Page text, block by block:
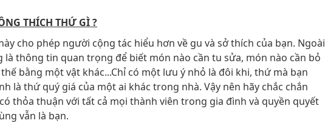
THÍCH THỨ GÌ ?
cho phép người cộng tác hiểu hơn về gu và sở thích của bạn. Ngoài
là thông tin quan trọng để biết món nào cần tu sửa, món nào cần bỏ
bằng một vật khác...Chỉ có một lưu ý nhỏ là đôi khi, thứ mà bạn
là thứ quý giá của một ai khác trong nhà. Vậy nên hãy chắc chắn
thỏa thuận với tất cả mọi thành viên trong gia đình và quyền quyết
vẫn là bạn.